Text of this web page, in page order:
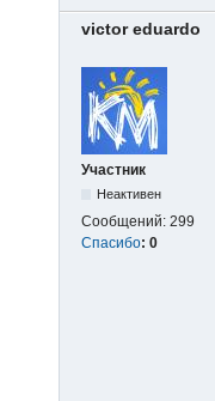
victor eduardo
Участник
Неактивен
Сообщений: 299
Спасибо: 0